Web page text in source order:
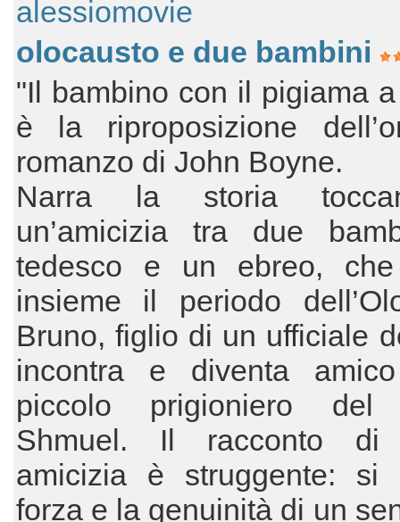
alessiomovie
olocausto e due bambini
"Il bambino con il pigiama
è la riproposizione
romanzo di John Boyne.
Narra la storia
un’amicizia tra due
tedesco e un ebreo,
insieme il periodo
Bruno, figlio di un ufficiale
incontra e diventa
piccolo prigioniero del
Shmuel. Il racconto di
amicizia è struggente: si
forza e la genuinità di un